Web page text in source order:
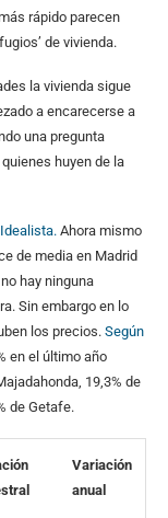
rápido parecen
de vivienda.
la vivienda sigue
a encarecerse a
una pregunta
huyen de la
Ahora mismo
de media en Madrid
hay ninguna
Sin embargo en lo
los precios. Según
en el último año
19,3% de
de Getafe.
Variación
anual